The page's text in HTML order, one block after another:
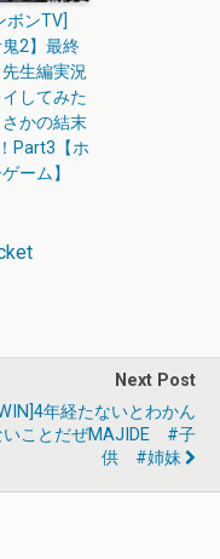
ボンTV]
鬼2】最終
生編実況
してみた
さかの結末
Part3【ホ
ーム】
Next Post
年経たないとわかん
いことだぜMAJIDE #子
供 #姉妹